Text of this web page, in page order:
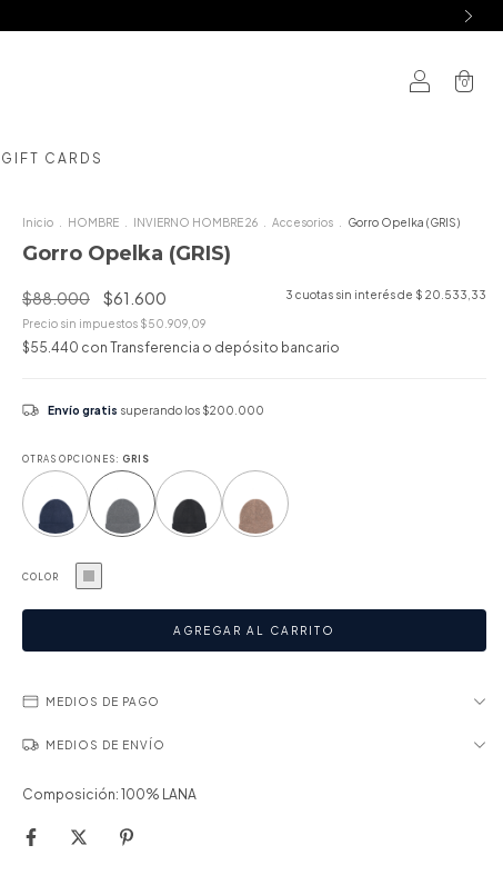
0
GIFT CARDS
Inicio HOMBRE INVIERNO HOMBRE 26 Accesorios Gorro Opelka (GRIS)
Gorro Opelka (GRIS)
$88.000 $61.600 3 cuotas sin interés de $ 20.533,33
Precio sin impuestos $50.909,09
$55.440 con Transferencia o depósito bancario
Envío gratis superando los $200.000
OTRAS OPCIONES: GRIS
COLOR
MEDIOS DE PAGO
MEDIOS DE ENVÍO
Composición: 100% LANA